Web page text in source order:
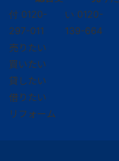
付 0120-
297-011
い 0120-
139-664
売りたい
買いたい
貸したい
借りたい
リフォーム